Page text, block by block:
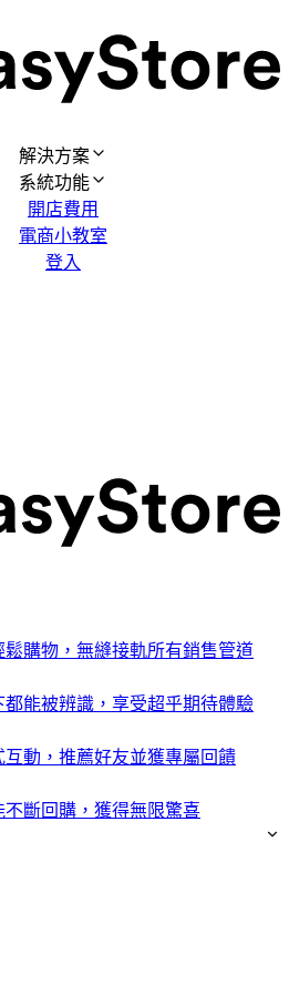
解決方案
系統功能
開店費用
電商小教室
登入
購物，無縫接軌所有銷售管道
能被辨識，享受超乎期待體驗
動，推薦好友並獲專屬回饋
斷回購，獲得無限驚喜